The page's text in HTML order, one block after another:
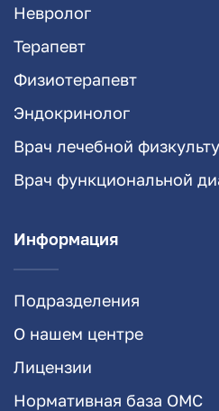
Невролог
Терапевт
Физиотерапевт
Эндокринолог
Врач лечебной
Врач функциональной
Информация
Подразделения
О нашем центре
Лицензии
Нормативная база ОМС